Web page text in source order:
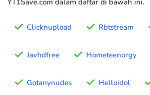
YT1Save.com dalam daftar di bawah ini.
Clicknupload Rbtstream
Javhdfree Hometeenorgy
Gotanynudes Helloidol